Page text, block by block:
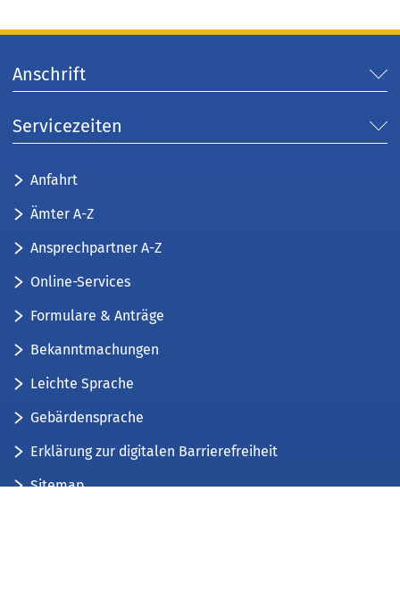
Anschrift
Servicezeiten
Anfahrt
Ämter A-Z
Ansprechpartner A-Z
Online-Services
Formulare & Anträge
Bekanntmachungen
Leichte Sprache
Gebärdensprache
Erklärung zur digitalen Barrierefreiheit
Sitemap